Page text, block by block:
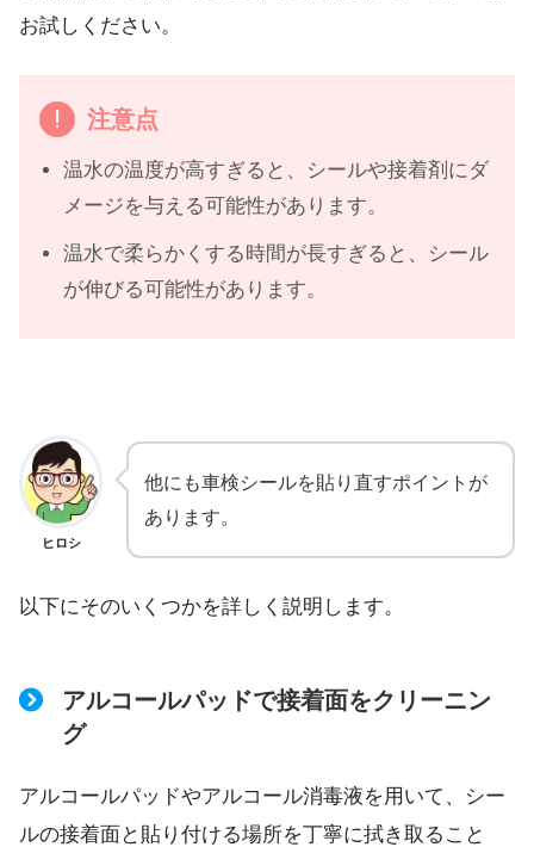
お試しください。
注意点
温水の温度が高すぎると、シールや接着剤にダ
メージを与える可能性があります。
温水で柔らかくする時間が長すぎると、シール
が伸びる可能性があります。
ヒロシ
他にも車検シールを貼り直すポイントが
あります。
以下にそのいくつかを詳しく説明します。
アルコールパッドで接着面をクリーニン
グ
アルコールパッドやアルコール消毒液を用いて、シー
ルの接着面と貼り付ける場所を丁寧に拭き取ること